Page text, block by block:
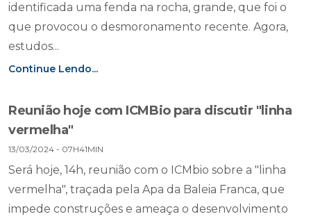
identificada uma fenda na rocha, grande, que foi o
que provocou o desmoronamento recente. Agora,
estudos...
Continue Lendo...
Reunião hoje com ICMBio para discutir "linha
vermelha"
13/03/2024 - 07H41MIN
Será hoje, 14h, reunião com o ICMbio sobre a "linha
vermelha", traçada pela Apa da Baleia Franca, que
impede construções e ameaça o desenvolvimento